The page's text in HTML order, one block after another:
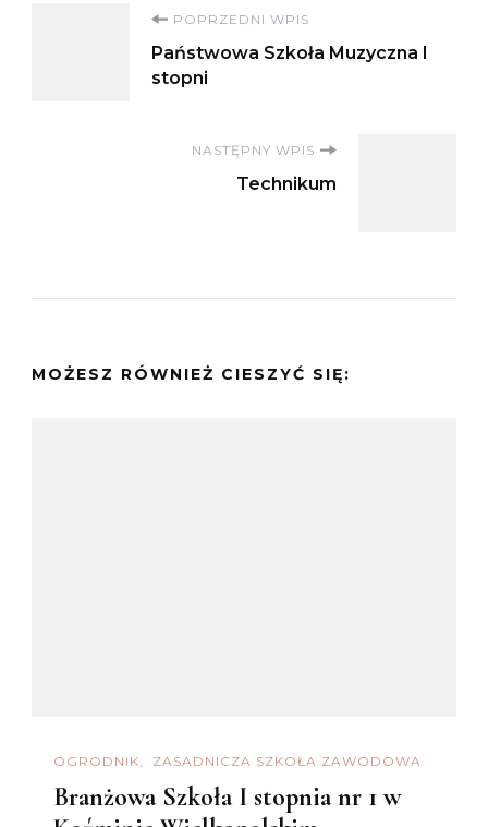
Nawigacja
wpisu
POPRZEDNI WPIS
Państwowa Szkoła Muzyczna I
stopni
NASTĘPNY WPIS
Technikum
MOŻESZ RÓWNIEŻ CIESZYĆ SIĘ:
OGRODNIK ZASADNICZA SZKOŁA ZAWODOWA
Branżowa Szkoła I stopnia nr 1 w